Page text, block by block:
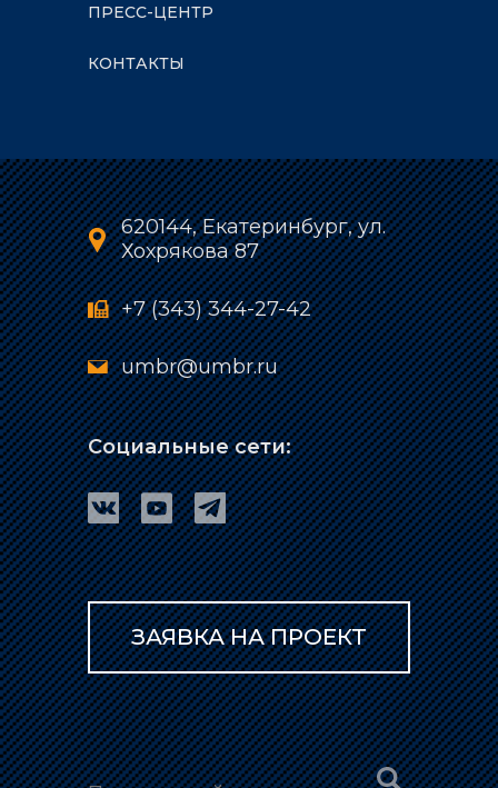
ПРЕСС-ЦЕНТР
КОНТАКТЫ
620144, Екатеринбург, ул.
Хохрякова 87
+7 (343) 344-27-42
umbr@umbr.ru
Социальные сети:
ЗАЯВКА НА ПРОЕКТ